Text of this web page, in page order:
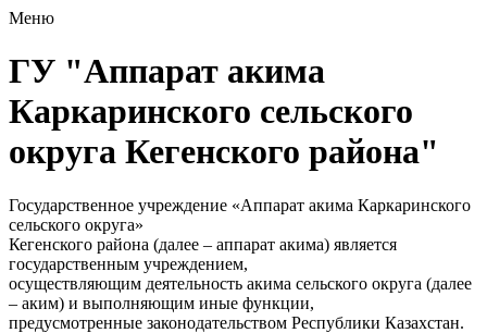
Меню
ГУ "Аппарат акима
Каркаринского сельского
округа Кегенского района"
Государственное учреждение «Аппарат акима Каркаринского
сельского округа»
Кегенского района (далее – аппарат акима) является
государственным учреждением,
осуществляющим деятельность акима сельского округа (далее
– аким) и выполняющим иные функции,
предусмотренные законодательством Республики Казахстан.